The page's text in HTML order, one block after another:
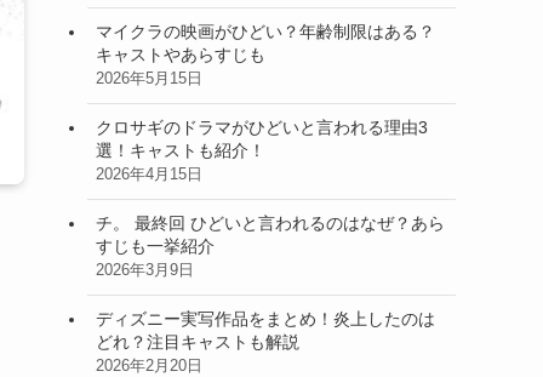
マイクラの映画がひどい？年齢制限はある？
キャストやあらすじも
2026年5月15日
クロサギのドラマがひどいと言われる理由3
選！キャストも紹介！
2026年4月15日
チ。 最終回 ひどいと言われるのはなぜ？あら
すじも一挙紹介
2026年3月9日
ディズニー実写作品をまとめ！炎上したのは
どれ？注目キャストも解説
2026年2月20日